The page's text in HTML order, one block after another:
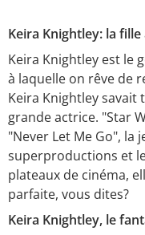
Keira Knightley: la
Keira Knightley est le
à laquelle on rêve de
Keira Knightley
grande actrice. "Star
"Never Let Me Go", la
superproductions et
plateaux de cinéma,
parfaite, vous dites?
Keira Knightley, le